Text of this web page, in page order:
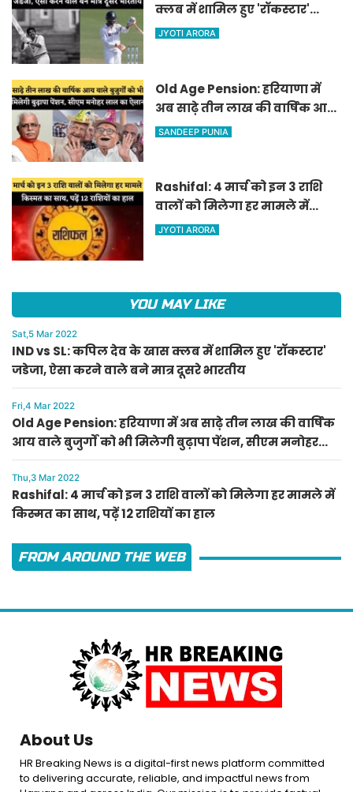
क्लब में शामिल हुए 'रॉकस्टार'
जडेजा, ऐसा करने वाले बने मात्र
JYOTI ARORA
Old Age Pension: हरियाणा में
अब साढ़े तीन लाख की वार्षिक आय
वाले बुजुर्गों को भी मिलेगी बुढ़ापा
SANDEEP PUNIA
Rashifal: 4 मार्च को इन 3 राशि
वालों को मिलेगा हर मामले में
किस्मत का साथ, पढ़ें 12 राशियों का
JYOTI ARORA
YOU MAY LIKE
Sat,5 Mar 2022
IND vs SL: कपिल देव के खास क्लब में शामिल हुए 'रॉकस्टार'
जडेजा, ऐसा करने वाले बने मात्र दूसरे भारतीय
Fri,4 Mar 2022
Old Age Pension: हरियाणा में अब साढ़े तीन लाख की वार्षिक
आय वाले बुजुर्गों को भी मिलेगी बुढ़ापा पेंशन, सीएम मनोहर
लाल का ऐलान
Thu,3 Mar 2022
Rashifal: 4 मार्च को इन 3 राशि वालों को मिलेगा हर मामले में
किस्मत का साथ, पढ़ें 12 राशियों का हाल
FROM AROUND THE WEB
About Us
HR Breaking News is a digital-first news platform committed
to delivering accurate, reliable, and impactful news from